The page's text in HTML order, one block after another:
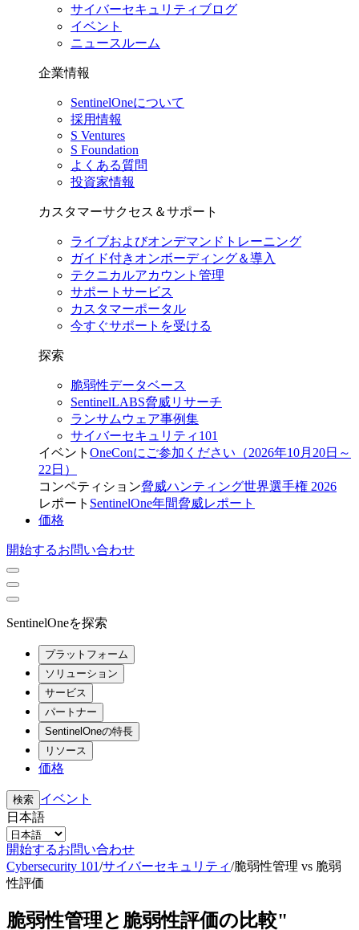
サイバーセキュリティブログ
イベント
ニュースルーム
企業情報
SentinelOneについて
採用情報
S Ventures
S Foundation
よくある質問
投資家情報
カスタマーサクセス＆サポート
ライブおよびオンデマンドトレーニング
ガイド付きオンボーディング＆導入
テクニカルアカウント管理
サポートサービス
カスタマーポータル
今すぐサポートを受ける
探索
脆弱性データベース
SentinelLABS脅威リサーチ
ランサムウェア事例集
サイバーセキュリティ101
イベント OneConにご参加ください（2026年10月20日～
22日）
コンペティション脅威ハンティング世界選手権 2026
レポート SentinelOne年間脅威レポート
価格
開始するお問い合わせ
SentinelOneを探索
プラットフォーム
ソリューション
サービス
パートナー
SentinelOneの特長
リソース
価格
検索 イベント
日本語
開始するお問い合わせ
Cybersecurity 101/サイバーセキュリティ/脆弱性管理 vs 脆弱
性評価
脆弱性管理と脆弱性評価の比較"